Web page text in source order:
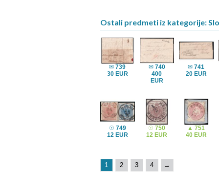
Ostali predmeti iz kategorije:
✉739
30 EUR
✉ 740
400
EUR
✉741
20 EUR
☉ 749
12 EUR
☉750
12 EUR
▲751
40 EUR
1 2 3 4 →